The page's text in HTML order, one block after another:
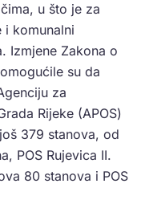
u što je za
i komunalni
Izmjene Zakona o
su da
za
Rijeke (APOS)
379 stanova, od
POS Rujevica II.
80 stanova i POS